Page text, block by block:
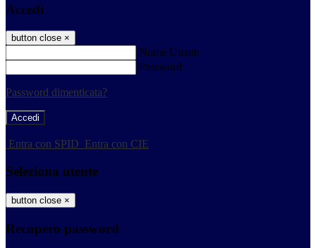
Accedi
button close ×
Nome Utente
Password
Password dimenticata?
-
Entra con SPID Entra con CIE
Seleziona utente
button close ×
Recupero password